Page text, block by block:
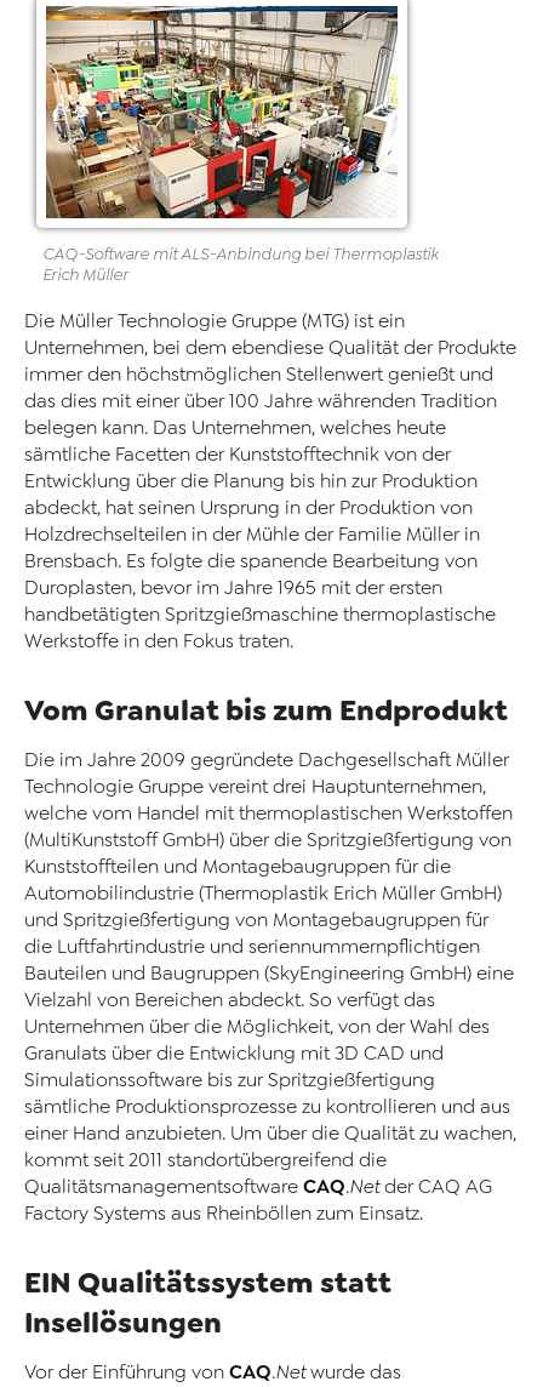
CAQ-Software mit ALS-Anbindung bei Thermoplastik
Erich Müller
Die Müller Technologie Gruppe (MTG) ist ein
Unternehmen, bei dem ebendiese Qualität der Produkte
immer den höchstmöglichen Stellenwert genießt und
das dies mit einer über 100 Jahre währenden Tradition
belegen kann. Das Unternehmen, welches heute
sämtliche Facetten der Kunststofftechnik von der
Entwicklung über die Planung bis hin zur Produktion
abdeckt, hat seinen Ursprung in der Produktion von
Holzdrechselteilen in der Mühle der Familie Müller in
Brensbach. Es folgte die spanende Bearbeitung von
Duroplasten, bevor im Jahre 1965 mit der ersten
handbetätigten Spritzgießmaschine thermoplastische
Werkstoffe in den Fokus traten.
Vom Granulat bis zum Endprodukt
Die im Jahre 2009 gegründete Dachgesellschaft Müller
Technologie Gruppe vereint drei Hauptunternehmen,
welche vom Handel mit thermoplastischen Werkstoffen
(MultiKunststoff GmbH) über die Spritzgießfertigung von
Kunststoffteilen und Montagebaugruppen für die
Automobilindustrie (Thermoplastik Erich Müller GmbH)
und Spritzgießfertigung von Montagebaugruppen für
die Luftfahrtindustrie und seriennummernpflichtigen
Bauteilen und Baugruppen (SkyEngineering GmbH) eine
Vielzahl von Bereichen abdeckt. So verfügt das
Unternehmen über die Möglichkeit, von der Wahl des
Granulats über die Entwicklung mit 3D CAD und
Simulationssoftware bis zur Spritzgießfertigung
sämtliche Produktionsprozesse zu kontrollieren und aus
einer Hand anzubieten. Um über die Qualität zu wachen,
kommt seit 2011 standortübergreifend die
Qualitätsmanagementsoftware CAQ.Netder CAQ AG
Factory Systems aus Rheinböllen zum Einsatz.
EIN Qualitätssystem statt
Insellösungen
Vor der Einführung von CAQ.Netwurde das